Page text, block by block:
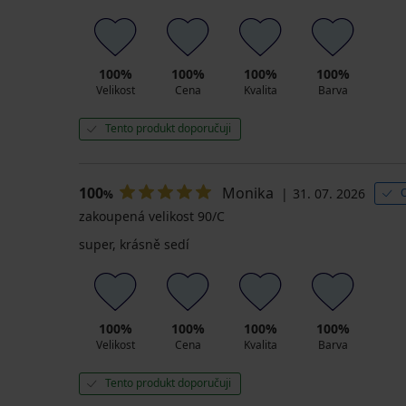
100%
Velikost
100%
Cena
100%
Kvalita
100%
Barva
Tento produkt doporučuji
100% Monika 31. 07. 2026
zakoupená velikost 90/C
super, krásně sedí
100%
Velikost
100%
Cena
100%
Kvalita
100%
Barva
Tento produkt doporučuji